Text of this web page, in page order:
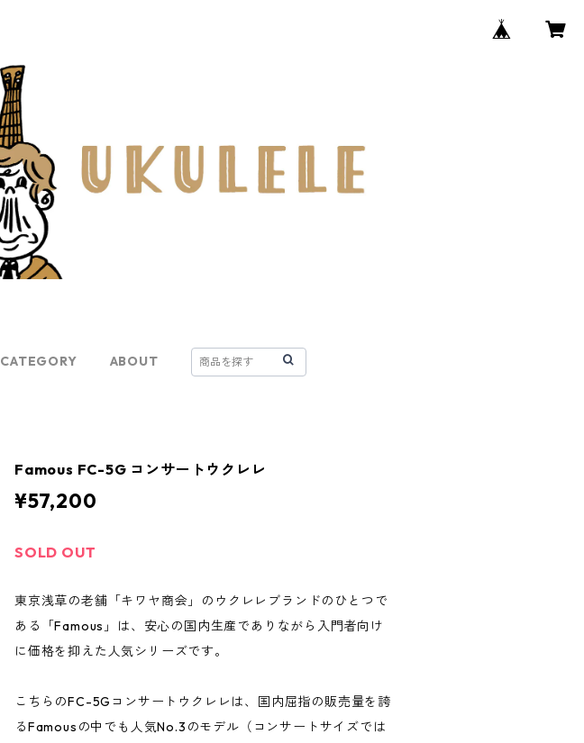
CATEGORY ABOUT
Famous FC-5G コンサートウクレレ
¥57,200
SOLD OUT
東京浅草の老舗「キワヤ商会」のウクレレブランドのひとつで
ある「Famous」は、安心の国内生産でありながら入門者向け
に価格を抑えた人気シリーズです。
こちらのFC-5Gコンサートウクレレは、国内屈指の販売量を誇
るFamousの中でも人気No.3のモデル（コンサートサイズでは